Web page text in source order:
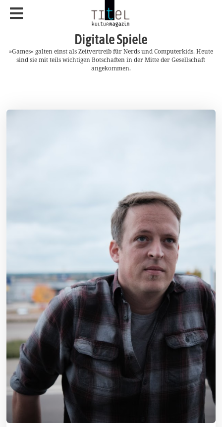
Digitale Spiele
»Games« galten einst als Zeitvertreib für Nerds und Computerkids. Heute
sind sie mit teils wichtigen Botschaften in der Mitte der Gesellschaft
angekommen.